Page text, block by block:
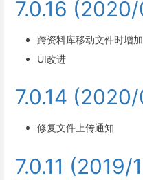
7.0.16
跨资料库移动文件时增
UI改进
7.0.14
修复文件上传通知
7.0.11 (2019/